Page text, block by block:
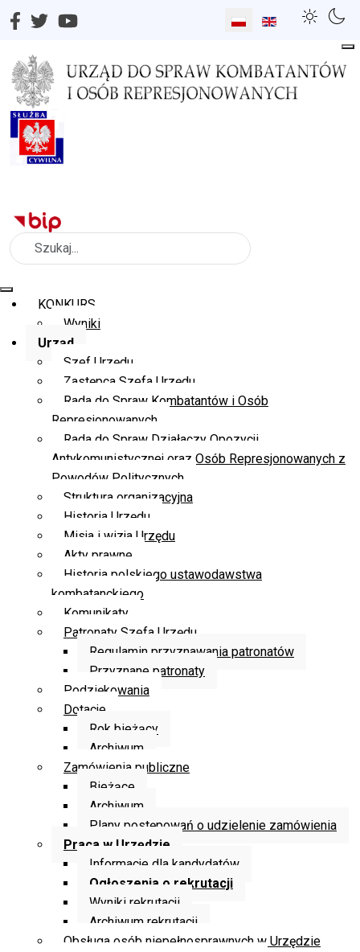
Wybierz swój język
Szukaj
KONKURS
Wyniki
Urząd
Szef Urzędu
Zastępca Szefa Urzędu
Rada do Spraw Kombatantów i Osób
Represjonowanych
Rada do Spraw Działaczy Opozycji
Antykomunistycznej oraz Osób Represjonowanych z
Powodów Politycznych
Struktura organizacyjna
Historia Urzędu
Misja i wizja Urzędu
Akty prawne
Historia polskiego ustawodawstwa
kombatanckiego
Komunikaty
Patronaty Szefa Urzędu
Regulamin przyznawania patronatów
Przyznane patronaty
Podziękowania
Dotacje
Rok bieżący
Archiwum
Zamówienia publiczne
Bieżące
Archiwum
Plany postępowań o udzielenie zamówienia
Praca w Urzędzie
Informacje dla kandydatów
Ogłoszenia o rekrutacji
Wyniki rekrutacji
Archiwum rekrutacji
Obsługa osób niepełnosprawnych w Urzędzie